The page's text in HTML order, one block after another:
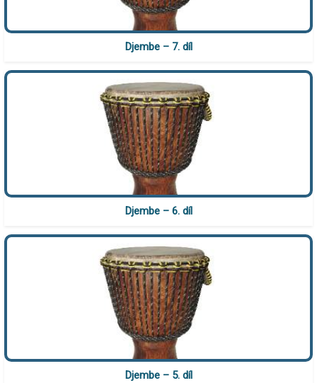
Djembe – 7. díl
Djembe – 6. díl
Djembe – 5. díl